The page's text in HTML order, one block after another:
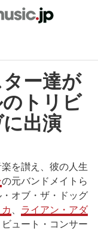
ー達が
トリビ
出演
を讃え、彼の人生
の元バンドメイトら
オブ・ザ・ドッグ
、 ライアン・アダ
ュート・コンサー
終了